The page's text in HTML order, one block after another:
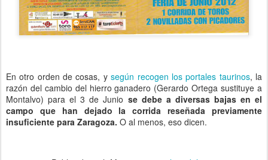
En otro orden de cosas, ysegún recogen los portales taurinos, la
razón del cambio del hierro ganadero (Gerardo Ortega sustituye a
Montalvo) para el 3 de Junio se debe a diversas bajas en el
campo que han dejado la corrida reseñada previamente
insuficiente para Zaragoza. O al menos, eso dicen.